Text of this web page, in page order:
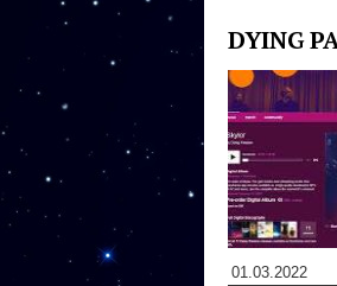
DYING
01.03.2022